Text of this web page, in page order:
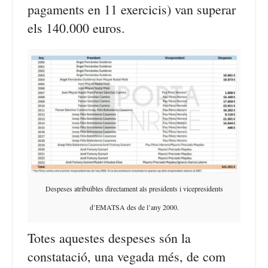
pagaments en 11 exercicis) van superar
els 140.000 euros.
Despeses atribuïbles directament als presidents i vicepresidents
d’EMATSA des de l’any 2000.
Totes aquestes despeses són la
constatació, una vegada més, de com